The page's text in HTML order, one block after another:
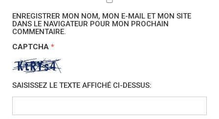
ENREGISTRER MON NOM, MON E-MAIL ET MON SITE
DANS LE NAVIGATEUR POUR MON PROCHAIN
COMMENTAIRE.
CAPTCHA *
SAISISSEZ LE TEXTE AFFICHÉ CI-DESSUS: